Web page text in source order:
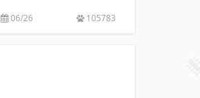
06/26 105783